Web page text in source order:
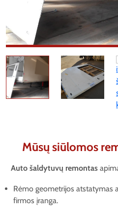
Mūsų siūlomos
Auto šaldytuvų remontas
Rėmo geometrijos atstatymas
firmos įranga.